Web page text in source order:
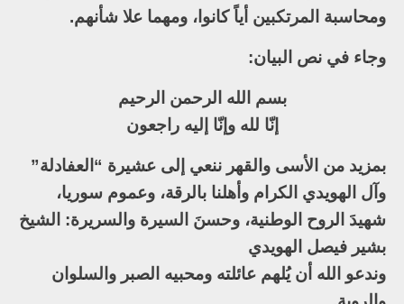
ومحاسبة المرتكبين أياً كانوا، ومهما علا شأنهم.
وجاء في نص البيان:
بسم الله الرحمن الرحيم
إنّا لله وإنّا إليه راجعون
بمزيد من الأسى والقهر ننعي إلى عشيرة “العفادلة”
وآل الهويدي الكرام وأهلنا بالرقة، وعموم سوريا،
شهيدَ الروح الوطنية، وحسنَ السيرة والسريرة: الشيخ
بشير فيصل الهويدي
وندعو الله أن يُلهم عائلته ومحبيه الصبر والسلوان